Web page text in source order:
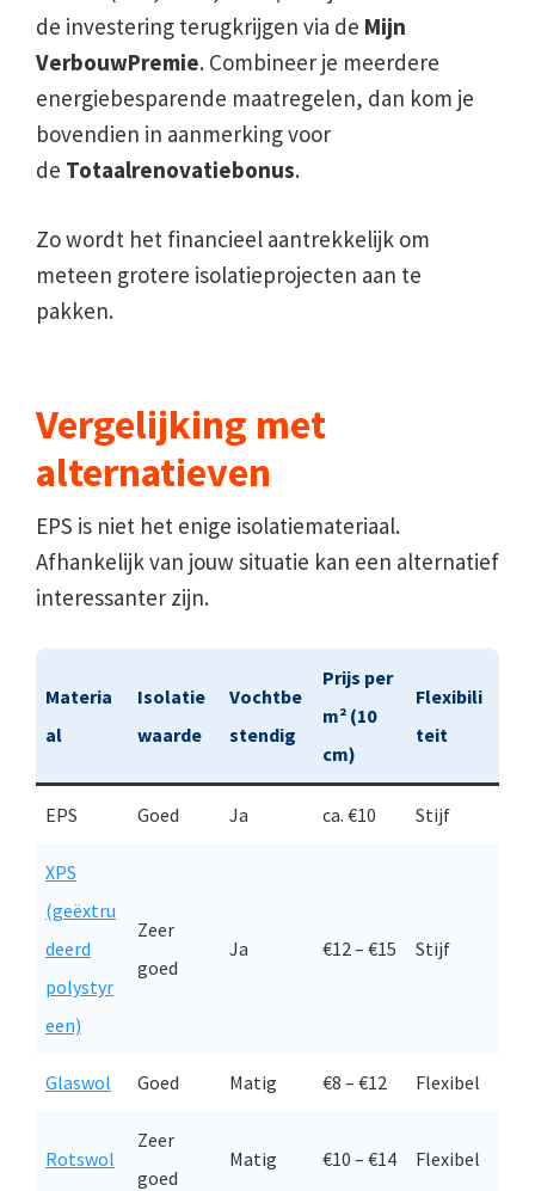
de investering terugkrijgen via de Mijn
VerbouwPremie. Combineer je meerdere
energiebesparende maatregelen, dan kom je
bovendien in aanmerking voor
de Totaalrenovatiebonus.
Zo wordt het financieel aantrekkelijk om
meteen grotere isolatieprojecten aan te
pakken.
Vergelijking met
alternatieven
EPS is niet het enige isolatiemateriaal.
Afhankelijk van jouw situatie kan een alternatief
interessanter zijn.
Materia
al
Isolatie
waarde
Vochtbe
stendig
Prijs per
m² (10
cm)
Flexibili
teit
EPS Goed Ja ca. €10 Stijf
XPS
(geëxtru
deerd
polystyr
een)
Zeer
goed
Ja €12 – €15 Stijf
Glaswol Goed Matig €8 – €12 Flexibel
Rotswol
Zeer
goed
Matig €10 – €14 Flexibel